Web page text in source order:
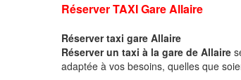
Réserver TAXI Gare Allaire
Réserver taxi gare Allaire
Réserver un taxi à la gare de Allaire
adaptée à vos besoins, quelles que